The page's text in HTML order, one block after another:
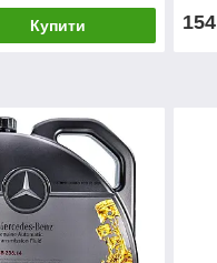
Купити 154